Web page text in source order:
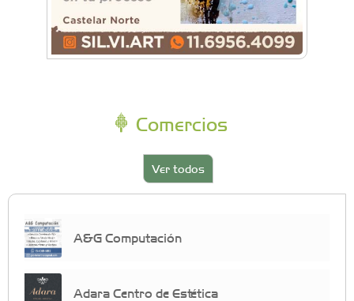
Comercios
Ver todos
A&G Computación
Adara Centro de Estética